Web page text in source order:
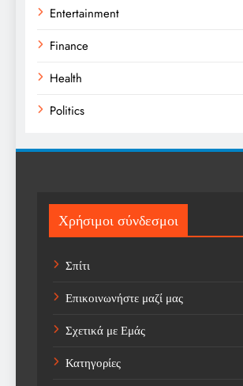
Entertainment
Finance
Health
Politics
Sport
Sports
Technology
Trending
Weather
Αγορά
Χρήσιμοι σύνδεσμοι
Σπίτι
Επικοινωνήστε μαζί μας
Σχετικά με Εμάς
Κατηγορίες